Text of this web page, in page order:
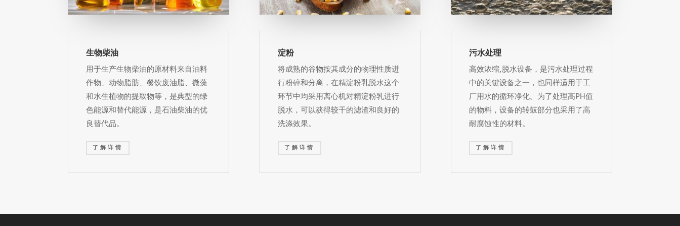
生物柴油
用于生产生物柴油的原材料来自油料
作物、动物脂肪、餐饮废油脂、微藻
和水生植物的提取物等，是典型的绿
色能源和替代能源，是石油柴油的优
良替代品。
了解详情
淀粉
将成熟的谷物按其成分的物理性质进
行粉碎和分离， 在精淀粉乳脱水这个
环节中均采用离心机对精淀粉乳进行
脱水，可以获得较干的滤渣和良好的
洗涤效果。
了解详情
污水处理
高效浓缩,脱水设备，是污水处理过程
中的关键设备之一，也同样适用于工
厂用水的循环净化。为了处理高PH值
的物料，设备的转鼓部分也采用了高
耐腐蚀性的材料。
了解详情